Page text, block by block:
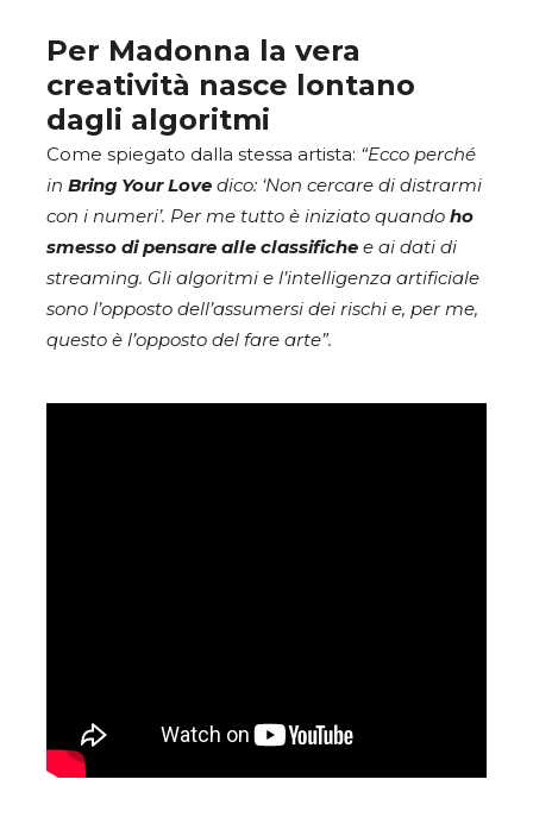
Per Madonna la vera
creatività nasce lontano
dagli algoritmi
Come spiegato dalla stessa artista: “Ecco perché
in Bring Your Love dico: ‘Non cercare di distrarmi
con i numeri’. Per me tutto è iniziato quando ho
smesso di pensare alle classifiche e ai dati di
streaming. Gli algoritmi e l’intelligenza artificiale
sono l’opposto dell’assumersi dei rischi e, per me,
questo è l’opposto del fare arte”.